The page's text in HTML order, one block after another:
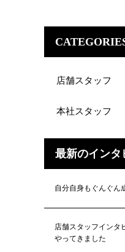
店舗スタッフ
本社スタッフ
最新のインタ
自分自身もぐんぐん
店舗スタッフイン
やってきました